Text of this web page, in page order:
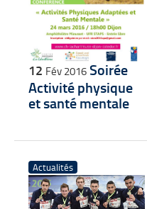
12 Fév 2016Soirée
Activité physique
et santé mentale
Actualités